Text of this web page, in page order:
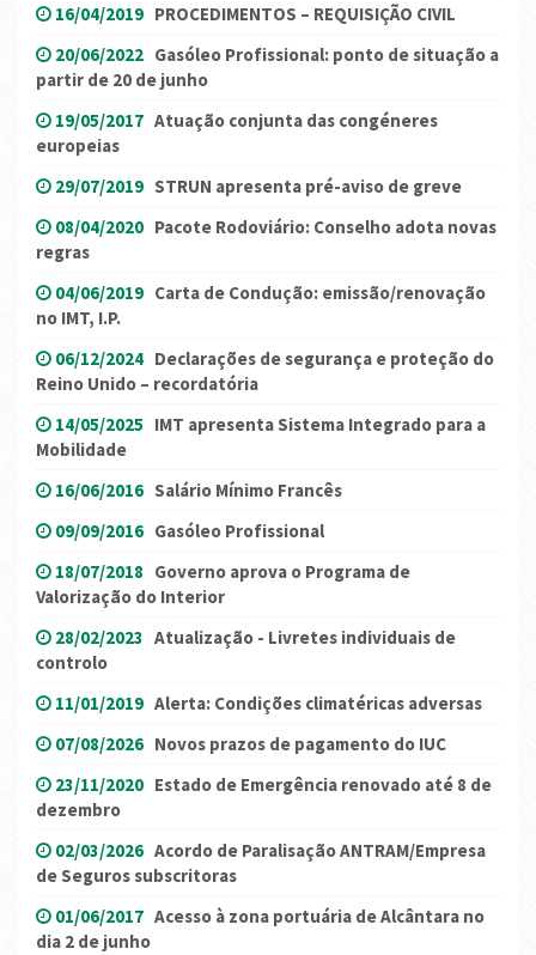
16/04/2019 PROCEDIMENTOS – REQUISIÇÃO CIVIL
20/06/2022 Gasóleo Profissional: ponto de situação a
partir de 20 de junho
19/05/2017 Atuação conjunta das congéneres
europeias
29/07/2019 STRUN apresenta pré-aviso de greve
08/04/2020 Pacote Rodoviário: Conselho adota novas
regras
04/06/2019 Carta de Condução: emissão/renovação
no IMT, I.P.
06/12/2024 Declarações de segurança e proteção do
Reino Unido – recordatória
14/05/2025 IMT apresenta Sistema Integrado para a
Mobilidade
16/06/2016 Salário Mínimo Francês
09/09/2016 Gasóleo Profissional
18/07/2018 Governo aprova o Programa de
Valorização do Interior
28/02/2023 Atualização - Livretes individuais de
controlo
11/01/2019 Alerta: Condições climatéricas adversas
07/08/2026 Novos prazos de pagamento do IUC
23/11/2020 Estado de Emergência renovado até 8 de
dezembro
02/03/2026 Acordo de Paralisação ANTRAM/Empresa
de Seguros subscritoras
01/06/2017 Acesso à zona portuária de Alcântara no
dia 2 de junho